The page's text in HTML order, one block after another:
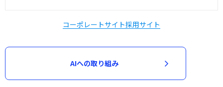
コーポレートサイト採用サイト
AIへの取り組み